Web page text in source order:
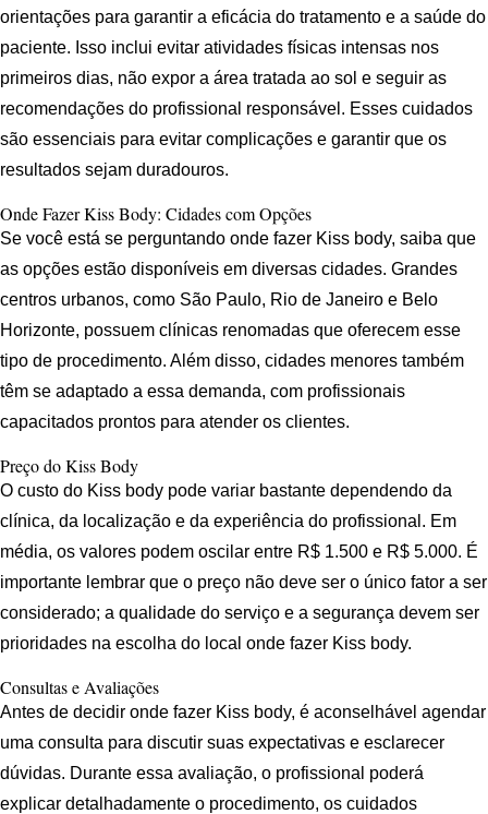
orientações para garantir a eficácia do tratamento e a saúde do
paciente. Isso inclui evitar atividades físicas intensas nos
primeiros dias, não expor a área tratada ao sol e seguir as
recomendações do profissional responsável. Esses cuidados
são essenciais para evitar complicações e garantir que os
resultados sejam duradouros.
Onde Fazer Kiss Body: Cidades com Opções
Se você está se perguntando onde fazer Kiss body, saiba que
as opções estão disponíveis em diversas cidades. Grandes
centros urbanos, como São Paulo, Rio de Janeiro e Belo
Horizonte, possuem clínicas renomadas que oferecem esse
tipo de procedimento. Além disso, cidades menores também
têm se adaptado a essa demanda, com profissionais
capacitados prontos para atender os clientes.
Preço do Kiss Body
O custo do Kiss body pode variar bastante dependendo da
clínica, da localização e da experiência do profissional. Em
média, os valores podem oscilar entre R$ 1.500 e R$ 5.000. É
importante lembrar que o preço não deve ser o único fator a ser
considerado; a qualidade do serviço e a segurança devem ser
prioridades na escolha do local onde fazer Kiss body.
Consultas e Avaliações
Antes de decidir onde fazer Kiss body, é aconselhável agendar
uma consulta para discutir suas expectativas e esclarecer
dúvidas. Durante essa avaliação, o profissional poderá
explicar detalhadamente o procedimento, os cuidados